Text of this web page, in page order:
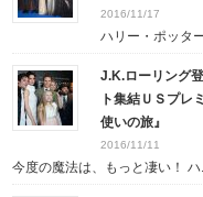
2016/11/17
ハリー・ポッタ
J.K.ローリング
ト集結ＵＳプレ
使いの旅』
2016/11/11
今度の魔法は、もっと凄い！ ハ...